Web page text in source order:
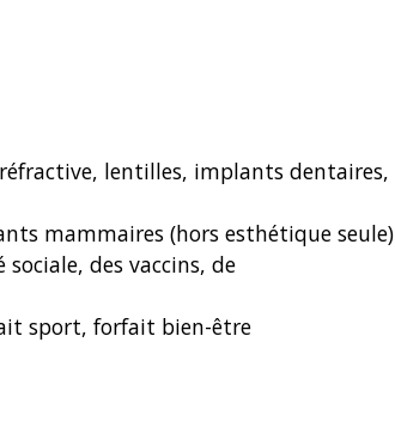
lentilles, implants dentaires,
mammaires (hors esthétique seule)
des vaccins, de
sport, forfait bien-être